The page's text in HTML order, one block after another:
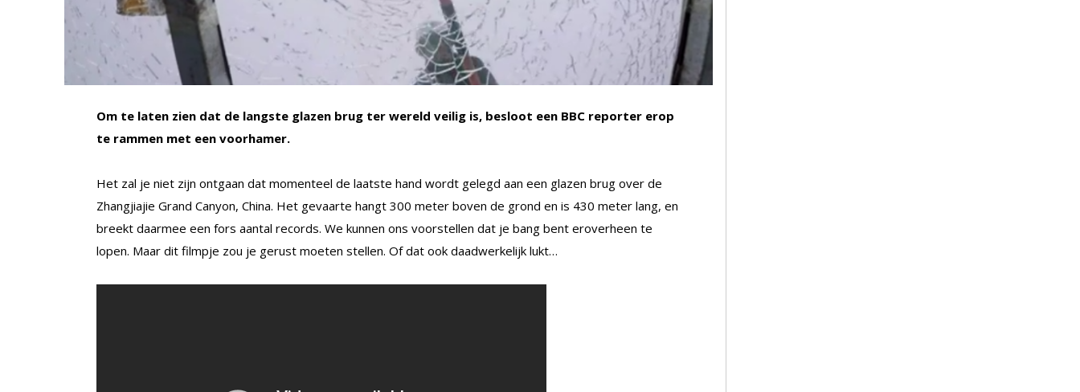
Om te laten zien dat de langste glazen brug ter wereld veilig is, besloot een BBC reporter erop
te rammen met een voorhamer.
Het zal je niet zijn ontgaan dat momenteel de laatste hand wordt gelegd aan een glazen brug over de
Zhangjiajie Grand Canyon, China. Het gevaarte hangt 300 meter boven de grond en is 430 meter lang, en
breekt daarmee een fors aantal records. We kunnen ons voorstellen dat je bang bent eroverheen te
lopen. Maar dit filmpje zou je gerust moeten stellen. Of dat ook daadwerkelijk lukt…